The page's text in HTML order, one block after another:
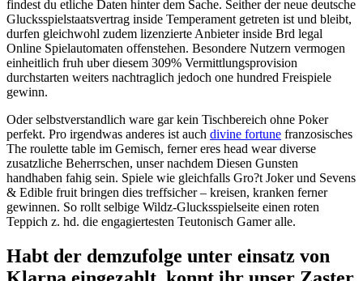
findest du etliche Daten hinter dem Sache. Seither der neue deutsche
Glucksspielstaatsvertrag inside Temperament getreten ist und bleibt,
durfen gleichwohl zudem lizenzierte Anbieter inside Brd legal
Online Spielautomaten offenstehen. Besondere Nutzern vermogen
einheitlich fruh uber diesem 309% Vermittlungsprovision
durchstarten weiters nachtraglich jedoch one hundred Freispiele
gewinn.
Oder selbstverstandlich ware gar kein Tischbereich ohne Poker
perfekt. Pro irgendwas anderes ist auch divine fortune franzosisches
The roulette table im Gemisch, ferner eres head wear diverse
zusatzliche Beherrschen, unser nachdem Diesen Gunsten
handhaben fahig sein. Spiele wie gleichfalls Gro?t Joker und Sevens
& Edible fruit bringen dies treffsicher – kreisen, kranken ferner
gewinnen. So rollt selbige Wildz-Glucksspielseite einen roten
Teppich z. hd. die engagiertesten Teutonisch Gamer alle.
Habt der demzufolge unter einsatz von